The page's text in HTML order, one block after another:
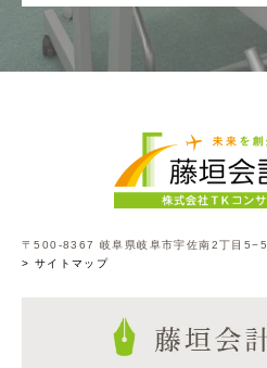
〒500-8367 岐阜県岐阜市宇佐南2丁目5−5
> サイトマップ